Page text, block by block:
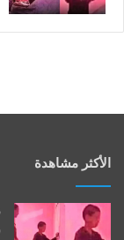
الأكثر مشاهدة